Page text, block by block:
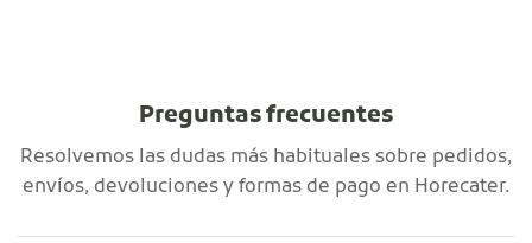
Preguntas frecuentes
Resolvemos las dudas más habituales sobre pedidos,
envíos, devoluciones y formas de pago en Horecater.